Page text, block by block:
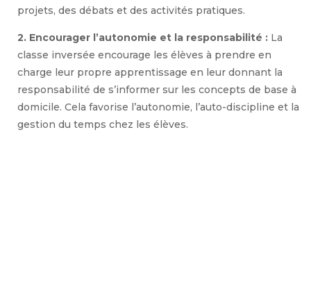
projets, des débats et des activités pratiques.
2. Encourager l’autonomie et la responsabilité : La
classe inversée encourage les élèves à prendre en
charge leur propre apprentissage en leur donnant la
responsabilité de s’informer sur les concepts de base à
domicile. Cela favorise l’autonomie, l’auto-discipline et la
gestion du temps chez les élèves.